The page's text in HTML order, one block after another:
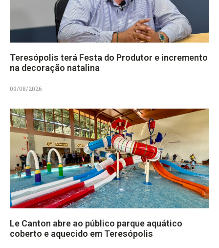
Teresópolis terá Festa do Produtor e incremento
na decoração natalina
09/08/2026
Le Canton abre ao público parque aquático
coberto e aquecido em Teresópolis